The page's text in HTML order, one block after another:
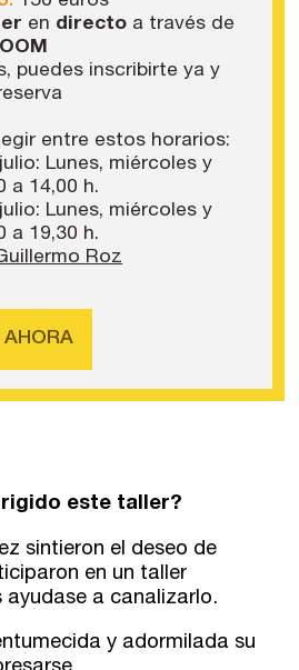
en directo a través de
puedes inscribirte ya y
entre estos horarios:
Lunes, miércoles y
a 14,00 h.
Lunes, miércoles y
a 19,30 h.
Roz
AHORA
este taller?
sintieron el deseo de
en un taller
ayudase a canalizarlo.
y adormilada su